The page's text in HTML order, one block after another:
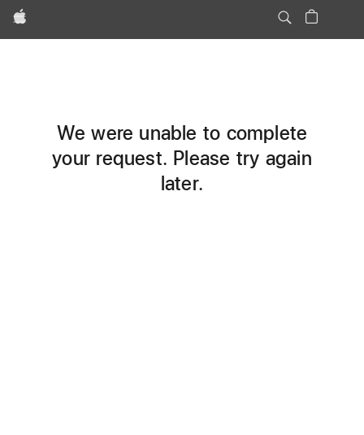
Apple
We were unable to complete
your request. Please try again
later.